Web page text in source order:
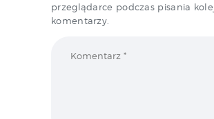
przeglądarce podczas pisania
komentarzy.